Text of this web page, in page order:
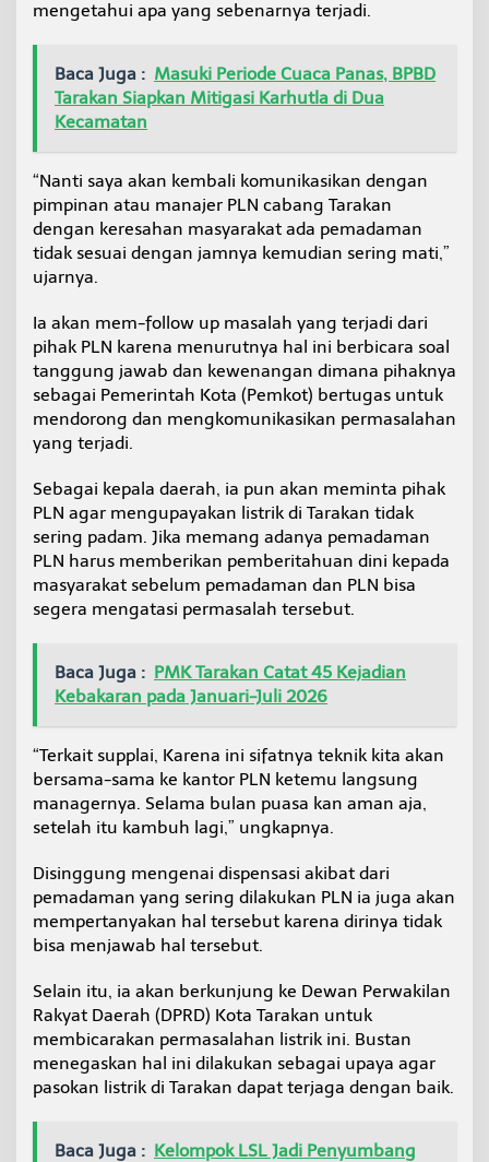
a
n
g
i
T
a
r
k
mengetahui apa yang sebenarnya terjadi.
Baca Juga : Masuki Periode Cuaca Panas, BPBD
Tarakan Siapkan Mitigasi Karhutla di Dua
Kecamatan
“Nanti saya akan kembali komunikasikan dengan
pimpinan atau manajer PLN cabang Tarakan
dengan keresahan masyarakat ada pemadaman
tidak sesuai dengan jamnya kemudian sering mati,”
ujarnya.
Ia akan mem-follow up masalah yang terjadi dari
pihak PLN karena menurutnya hal ini berbicara soal
tanggung jawab dan kewenangan dimana pihaknya
sebagai Pemerintah Kota (Pemkot) bertugas untuk
mendorong dan mengkomunikasikan permasalahan
yang terjadi.
Sebagai kepala daerah, ia pun akan meminta pihak
PLN agar mengupayakan listrik di Tarakan tidak
sering padam. Jika memang adanya pemadaman
PLN harus memberikan pemberitahuan dini kepada
masyarakat sebelum pemadaman dan PLN bisa
segera mengatasi permasalah tersebut.
Baca Juga : PMK Tarakan Catat 45 Kejadian
Kebakaran pada Januari-Juli 2026
“Terkait supplai, Karena ini sifatnya teknik kita akan
bersama-sama ke kantor PLN ketemu langsung
managernya. Selama bulan puasa kan aman aja,
setelah itu kambuh lagi,” ungkapnya.
Disinggung mengenai dispensasi akibat dari
pemadaman yang sering dilakukan PLN ia juga akan
mempertanyakan hal tersebut karena dirinya tidak
bisa menjawab hal tersebut.
Selain itu, ia akan berkunjung ke Dewan Perwakilan
Rakyat Daerah (DPRD) Kota Tarakan untuk
membicarakan permasalahan listrik ini. Bustan
menegaskan hal ini dilakukan sebagai upaya agar
pasokan listrik di Tarakan dapat terjaga dengan baik.
Baca Juga : Kelompok LSL Jadi Penyumbang